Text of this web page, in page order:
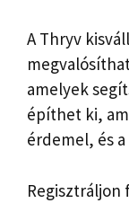
A Thryv
amelyek
építhet ki,
érdemel, és
Regisztráljon